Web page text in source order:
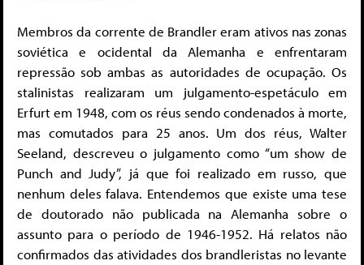
Membros da corrente de Brandler eram ativos nas zonas
soviética e ocidental da Alemanha e enfrentaram
repressão sob ambas as autoridades de ocupação. Os
stalinistas realizaram um julgamento-espetáculo em
Erfurt em 1948, com os réus sendo condenados à morte,
mas comutados para 25 anos. Um dos réus, Walter
Seeland, descreveu o julgamento como “um show de
Punch and Judy”, já que foi realizado em russo, que
nenhum deles falava. Entendemos que existe uma tese
de doutorado não publicada na Alemanha sobre o
assunto para o período de 1946-1952. Há relatos não
confirmados das atividades dos brandleristas no levante